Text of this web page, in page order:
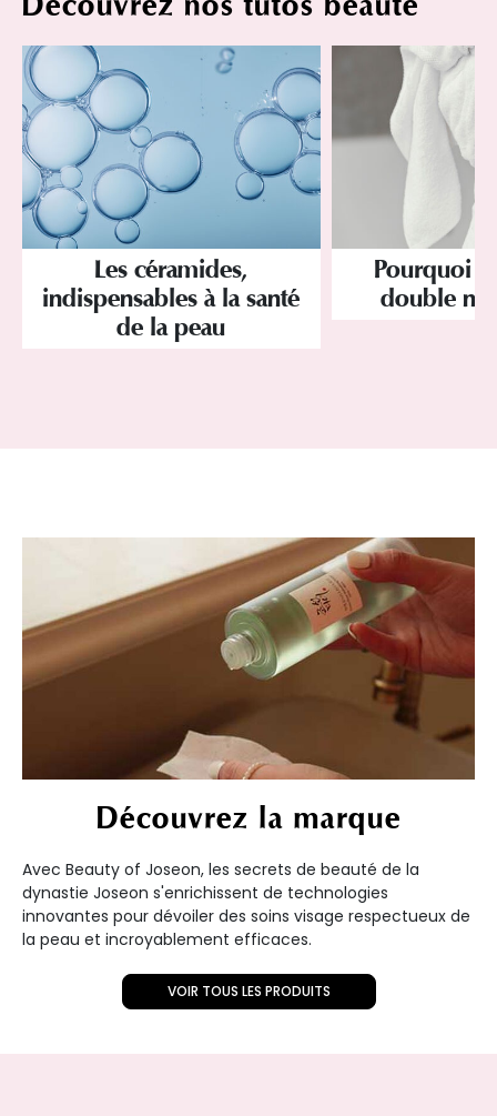
Les céramides,
indispensables à la santé
de la peau
Pourquoi
double
Découvrez la marque
Avec Beauty of Joseon, les secrets de beauté de la
dynastie Joseon s'enrichissent de technologies
innovantes pour dévoiler des soins visage respectueux de
la peau et incroyablement efficaces.
VOIR TOUS LES PRODUITS